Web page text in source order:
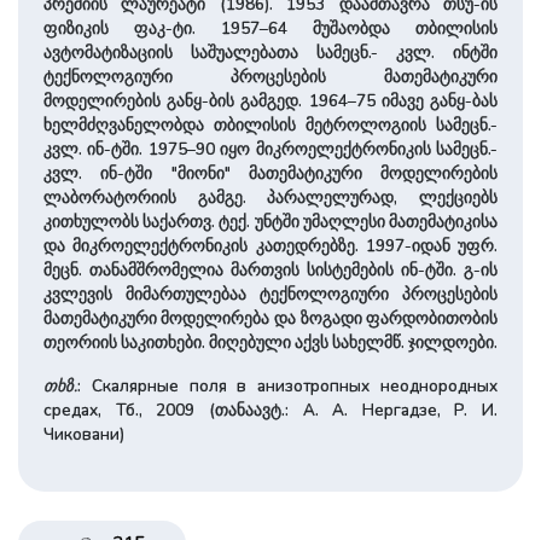
ფიზიკის ფაკ-ტი. 1957–64 მუშაობდა თბილისის
ავტომატიზაციის საშუალებათა სამეცნ.- კვლ. ინტში
ტექნოლოგიური პროცესების მათემატიკური
მოდელირების განყ-ბის გამგედ. 1964–75 იმავე განყ-ბას
ხელმძღვანელობდა თბილისის მეტროლოგიის სამეცნ.-
კვლ. ინ-ტში. 1975–90 იყო მიკროელექტრონიკის სამეცნ.-
კვლ. ინ-ტში "მიონი" მათემატიკური მოდელირების
ლაბორატორიის გამგე. პარალელურად, ლექციებს
კითხულობს საქართვ. ტექ. უნტში უმაღლესი მათემატიკისა
და მიკროელექტრონიკის კათედრებზე. 1997-იდან უფრ.
მეცნ. თანამშრომელია მართვის სისტემების ინ-ტში. გ-ის
კვლევის მიმართულებაა ტექნოლოგიური პროცესების
მათემატიკური მოდელირება და ზოგადი ფარდობითობის
თეორიის საკითხები. მიღებული აქვს სახელმწ. ჯილდოები.
თხზ.: Скалярные поля в анизотропных неоднородных
средах, Тб., 2009 (თანაავტ.: А. А. Нергадзе, Р. И.
Чиковани)